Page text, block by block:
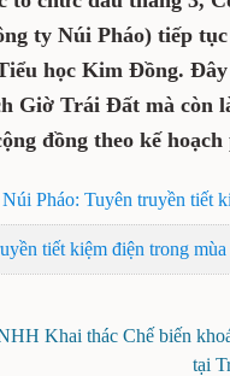
ty Núi Pháo) tiếp
học Kim Đồng.
Giờ Trái Đất mà còn
đồng theo kế
Pháo: Tuyên truyền tiết
tiết kiệm điện trong
Khai thác Chế biến
tại